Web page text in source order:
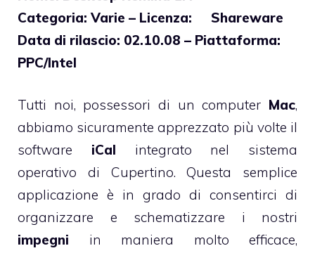
Categoria: Varie – Licenza: Shareware
Data di rilascio: 02.10.08 – Piattaforma:
PPC/Intel
Tutti noi, possessori di un computer Mac,
abbiamo sicuramente apprezzato più volte il
software iCal integrato nel sistema
operativo di Cupertino. Questa semplice
applicazione è in grado di consentirci di
organizzare e schematizzare i nostri
impegni in maniera molto efficace,